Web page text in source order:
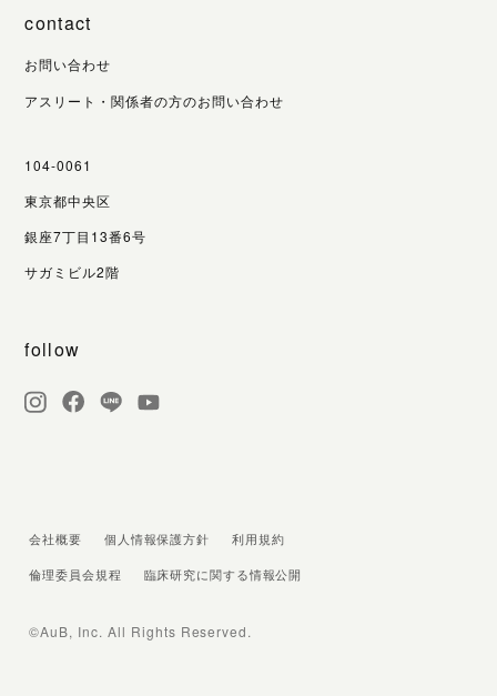
contact
お問い合わせ
アスリート・関係者の方のお問い合わせ
104-0061
東京都中央区
銀座7丁目13番6号
サガミビル2階
follow
会社概要 個人情報保護方針
利用規約
倫理委員会規程
臨床研究に関する情報公開
©AuB, Inc. All Rights Reserved.